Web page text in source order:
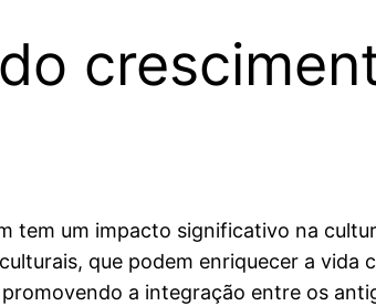
tem um impacto significativo na
que podem enriquecer a
a integração entre os